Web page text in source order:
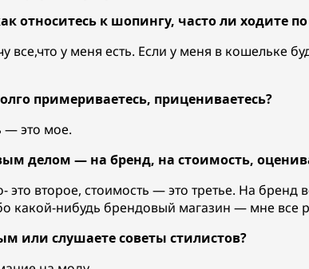
относитесь к шопингу, часто ли ходите
все,что у меня есть. Если у меня в кошельке
примериваетесь, прицениваетесь?
— это мое.
делом — на бренд, на стоимость,
это второе, стоимость — это третье. На
какой-нибудь брендовый магазин — мне
или слушаете советы стилистов?